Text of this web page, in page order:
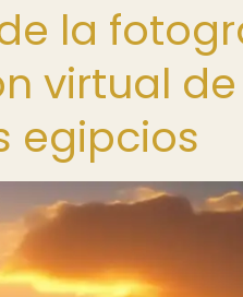
la
virtual
egipcios